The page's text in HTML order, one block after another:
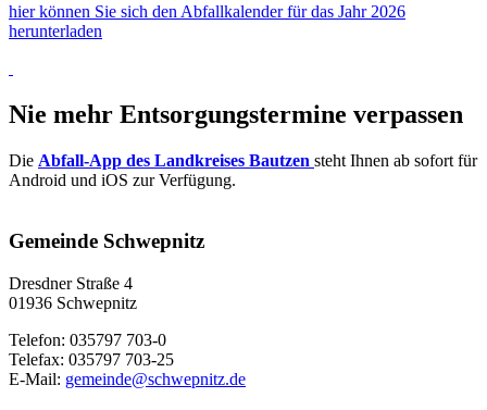
hier können Sie sich den Abfallkalender für das Jahr 2026
herunterladen
Nie mehr Entsorgungstermine verpassen
Die Abfall-App des Landkreises Bautzen steht Ihnen ab sofort für
Android und iOS zur Verfügung.
Gemeinde Schwepnitz
Dresdner Straße 4
01936 Schwepnitz
Telefon: 035797 703-0
Telefax: 035797 703-25
E-Mail: gemeinde@schwepnitz.de